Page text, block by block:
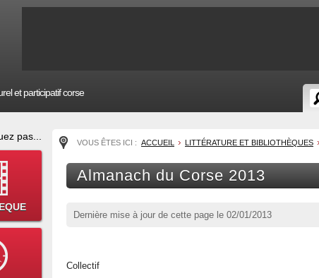
et participatif corse
pas...
VOUS ÊTES ICI : ACCUEIL LITTÉRATURE ET BIBLIOTHÈQUES
Almanach du Corse 2013
Dernière mise à jour de cette page le 02/01/2013
Collectif